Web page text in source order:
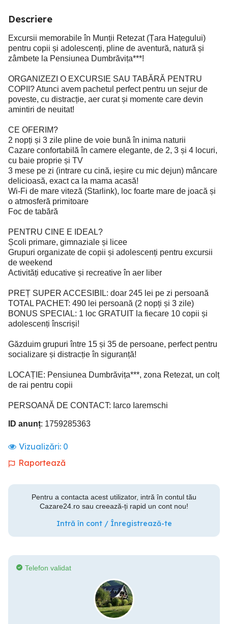
Descriere
Excursii memorabile în Munții Retezat (Țara Hațegului)
pentru copii și adolescenți, pline de aventură, natură și
zâmbete la Pensiunea Dumbrăvița***!
ORGANIZEZI O EXCURSIE SAU TABĂRĂ PENTRU
COPII? Atunci avem pachetul perfect pentru un sejur de
poveste, cu distracție, aer curat și momente care devin
amintiri de neuitat!
CE OFERIM?
2 nopți și 3 zile pline de voie bună în inima naturii
Cazare confortabilă în camere elegante, de 2, 3 și 4 locuri,
cu baie proprie și TV
3 mese pe zi (intrare cu cină, ieșire cu mic dejun) mâncare
delicioasă, exact ca la mama acasă!
Wi-Fi de mare viteză (Starlink), loc foarte mare de joacă și
o atmosferă primitoare
Foc de tabără
PENTRU CINE E IDEAL?
Școli primare, gimnaziale și licee
Grupuri organizate de copii și adolescenți pentru excursii
de weekend
Activități educative și recreative în aer liber
PREȚ SUPER ACCESIBIL: doar 245 lei pe zi persoană
TOTAL PACHET: 490 lei persoană (2 nopți și 3 zile)
BONUS SPECIAL: 1 loc GRATUIT la fiecare 10 copii și
adolescenți înscriși!
Găzduim grupuri între 15 și 35 de persoane, perfect pentru
socializare și distracție în siguranță!
LOCAȚIE: Pensiunea Dumbrăvița***, zona Retezat, un colț
de rai pentru copii
PERSOANĂ DE CONTACT: Iarco Iaremschi
ID anunț: 1759285363
Vizualizări: 0
Raportează
Pentru a contacta acest utilizator, intră în contul tău
Cazare24.ro sau creează-ți rapid un cont nou!
Intră în cont / Înregistrează-te
Telefon validat